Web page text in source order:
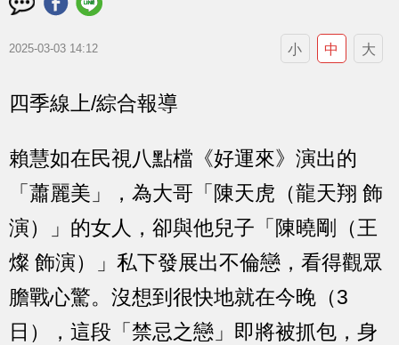
2025-03-03 14:12 小 中 大
四季線上/綜合報導
賴慧如在民視八點檔《好運來》演出的
「蕭麗美」，為大哥「陳天虎（龍天翔 飾
演）」的女人，卻與他兒子「陳曉剛（王
燦 飾演）」私下發展出不倫戀，看得觀眾
膽戰心驚。沒想到很快地就在今晚（3
日），這段「禁忌之戀」即將被抓包，身